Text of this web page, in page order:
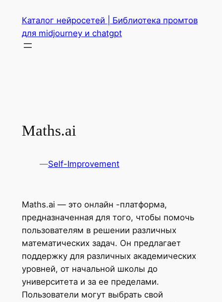
содержимому
Каталог нейросетей | Библиотека промтов
для midjourney и chatgpt
Maths.ai
—Self-Improvement
Maths.ai — это онлайн -платформа,
предназначенная для того, чтобы помочь
пользователям в решении различных
математических задач. Он предлагает
поддержку для различных академических
уровней, от начальной школы до
университета и за ее пределами.
Пользователи могут выбрать свой